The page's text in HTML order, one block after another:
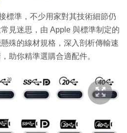
標準，不少用家對其技術細節仍
見迷思，由 Apple 與標準制定的
殊的線材規格，深入剖析傳輸速
助你精準選購合適配件。